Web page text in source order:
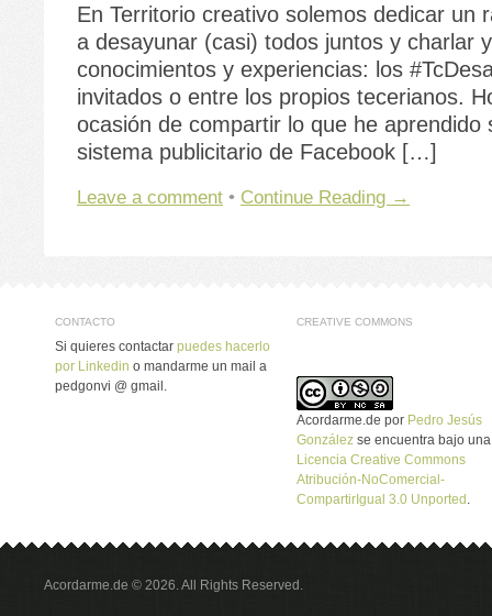
En Territorio creativo solemos dedicar un
a desayunar (casi) todos juntos y charlar
conocimientos y experiencias: los
invitados o entre los propios tecerianos.
ocasión de compartir lo que he aprendido
sistema publicitario de Facebook […]
Leave a comment • Continue Reading →
CONTACTO
Si quieres contactar puedes hacerlo
por Linkedin o mandarme un mail a
pedgonvi @ gmail.
CREATIVE COMMONS
Acordarme.de por Pedro Jesús
González se encuentra bajo una
Licencia Creative Commons
Atribución-NoComercial-
CompartirIgual 3.0 Unported
Acordarme.de © 2026. All Rights Reserved.